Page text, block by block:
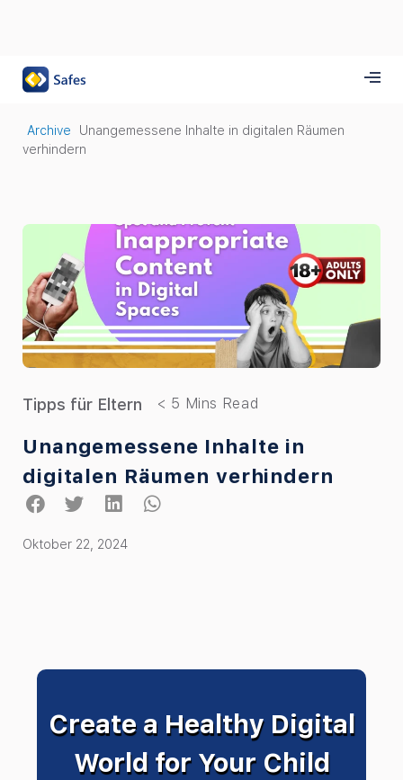
Archive
Unangemessene Inhalte in digitalen Räumen
verhindern
Tipps für Eltern
Unangemessene Inhalte in
digitalen Räumen verhindern
Oktober 22, 2024
Create a Healthy Digital
World for Your Child